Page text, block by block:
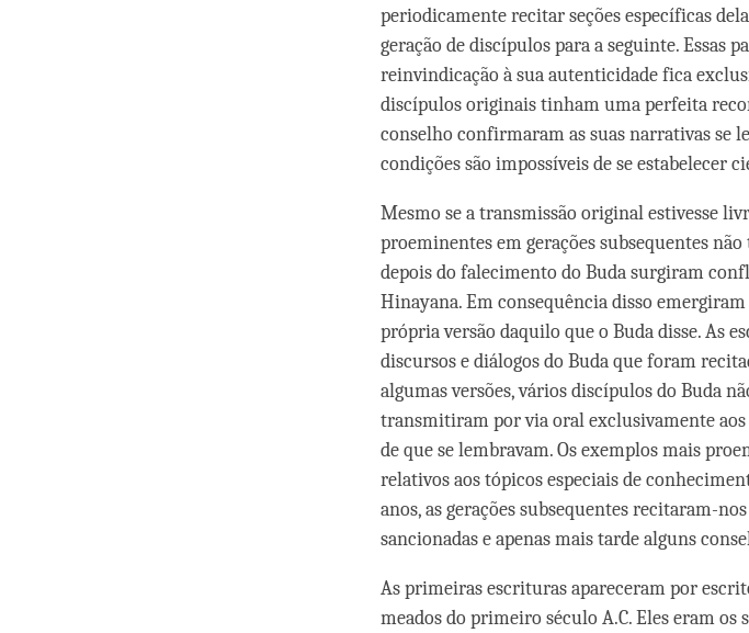
periodicamente recitar seções específicas
geração de discípulos para a seguinte. Essas
reinvindicação à sua autenticidade fica
discípulos originais tinham uma perfeita
conselho confirmaram as suas narrativas se
condições são impossíveis de se estabelecer
Mesmo se a transmissão original estivesse
proeminentes em gerações subsequentes
depois do falecimento do Buda surgiram
Hinayana. Em consequência disso
própria versão daquilo que o Buda disse. As
discursos e diálogos do Buda que foram
algumas versões, vários discípulos do Buda
transmitiram por via oral exclusivamente
de que se lembravam. Os exemplos mais
relativos aos tópicos especiais de
anos, as gerações subsequentes recitaram-
sancionadas e apenas mais tarde alguns
As primeiras escrituras apareceram por
meados do primeiro século A.C. Eles eram os